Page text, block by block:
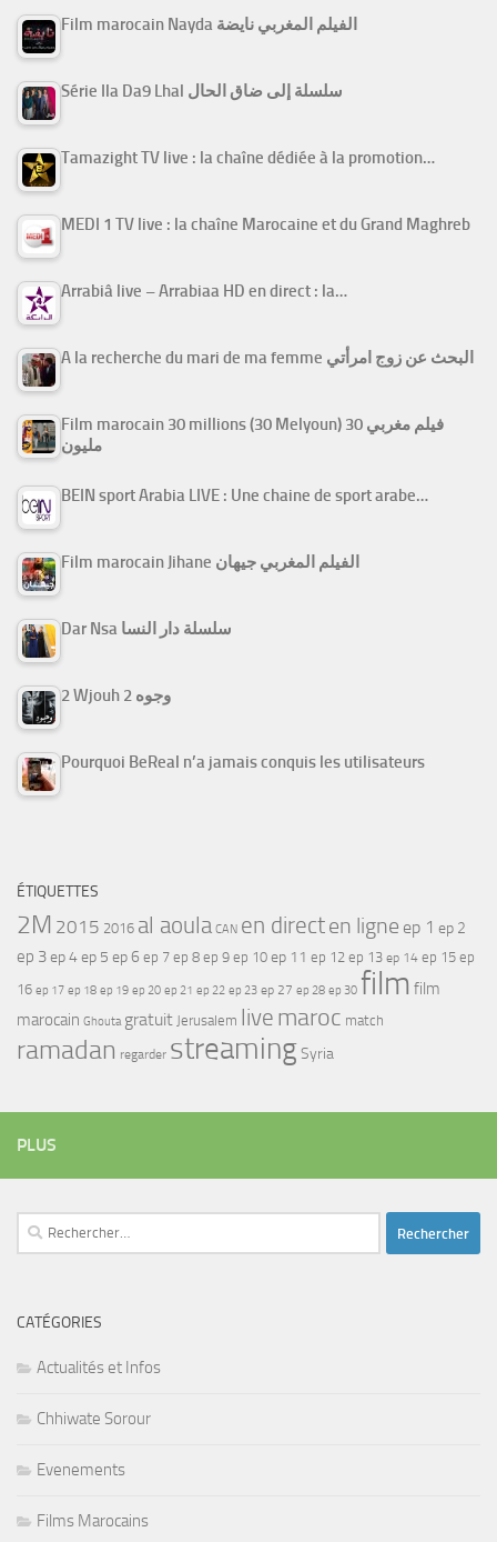
Film marocain Nayda الفيلم المغربي نايضة
Série Ila Da9 Lhal سلسلة إلى ضاق الحال
Tamazight TV live : la chaîne dédiée à la promotion…
MEDI 1 TV live : la chaîne Marocaine et du Grand Maghreb
Arrabiâ live – Arrabiaa HD en direct : la…
A la recherche du mari de ma femme البحث عن زوج امرأتي
Film marocain 30 millions (30 Melyoun) فيلم مغربي 30
مليون
BEIN sport Arabia LIVE : Une chaine de sport arabe…
Film marocain Jihane الفيلم المغربي جيهان
Dar Nsa سلسلة دار النسا
2 Wjouh 2 وجوه
Pourquoi BeReal n’a jamais conquis les utilisateurs
ÉTIQUETTES
2M 2015 2016 al aoula CAN en directen ligne ep 1 ep 2
ep 3ep 4ep 5 ep 6 ep 7 ep 8 ep 9 ep 10 ep 11 ep 12 ep 13 ep 14 ep 15 ep
16 ep 17 ep 18 ep 19 ep 20 ep 21 ep 22 ep 23 ep 27 ep 28 ep 30 film film
marocain Ghouta gratuit Jerusalem live maroc match
ramadan regarder streamingSyria
PLUS
Rechercher :
CATÉGORIES
Actualités et Infos
Chhiwate Sorour
Evenements
Films Marocains